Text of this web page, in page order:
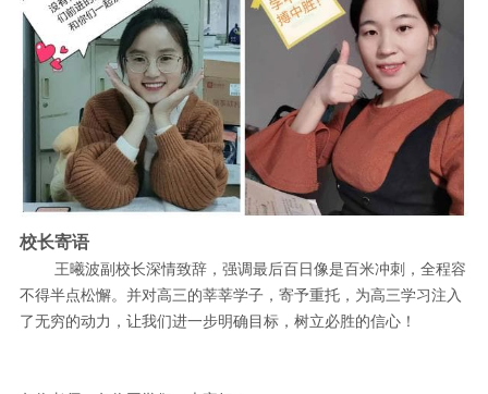
校长寄语
王曦波副校长深情致辞，强调最后百日像是百米冲刺，全程容
不得半点松懈。并对高三的莘莘学子，寄予重托，为高三学习注入
了无穷的动力，让我们进一步明确目标，树立必胜的信心！